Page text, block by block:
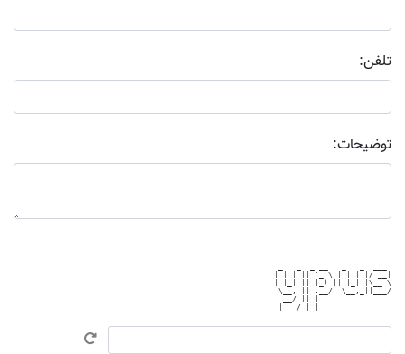
تلفن:
توضیحات:
| | | || '_ \ | | | |/ __|
| |_| || |_) || |_| |\__ \
\__, || .__/  \__,_||___/
  __/ || |